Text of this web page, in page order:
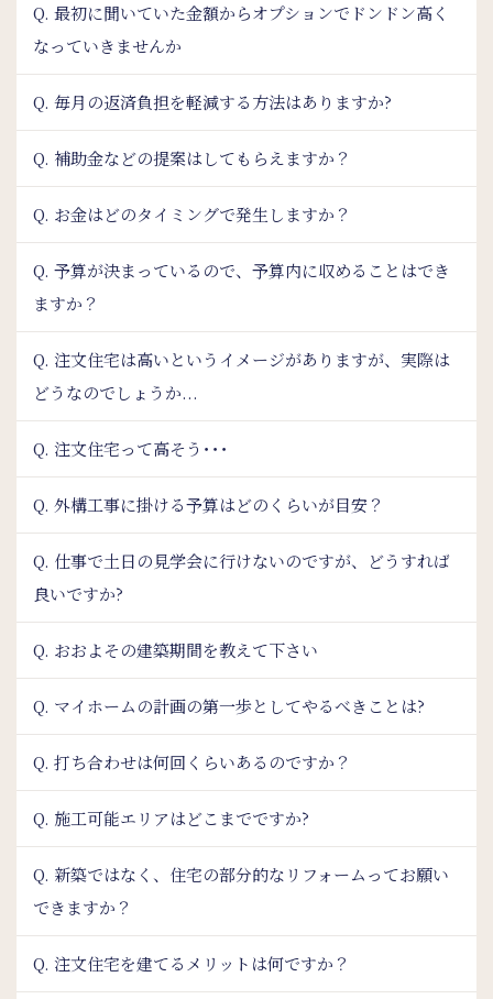
Q. 最初に聞いていた金額からオプションでドンドン高く
なっていきませんか
Q. 毎月の返済負担を軽減する方法はありますか?
Q. 補助金などの提案はしてもらえますか？
Q. お金はどのタイミングで発生しますか？
Q. 予算が決まっているので、予算内に収めることはでき
ますか？
Q. 注文住宅は高いというイメージがありますが、実際は
どうなのでしょうか...
Q. 注文住宅って高そう･･･
Q. 外構工事に掛ける予算はどのくらいが目安？
Q. 仕事で土日の見学会に行けないのですが、どうすれば
良いですか?
Q. おおよその建築期間を教えて下さい
Q. マイホームの計画の第一歩としてやるべきことは?
Q. 打ち合わせは何回くらいあるのですか？
Q. 施工可能エリアはどこまでですか?
Q. 新築ではなく、住宅の部分的なリフォームってお願い
できますか？
Q. 注文住宅を建てるメリットは何ですか？